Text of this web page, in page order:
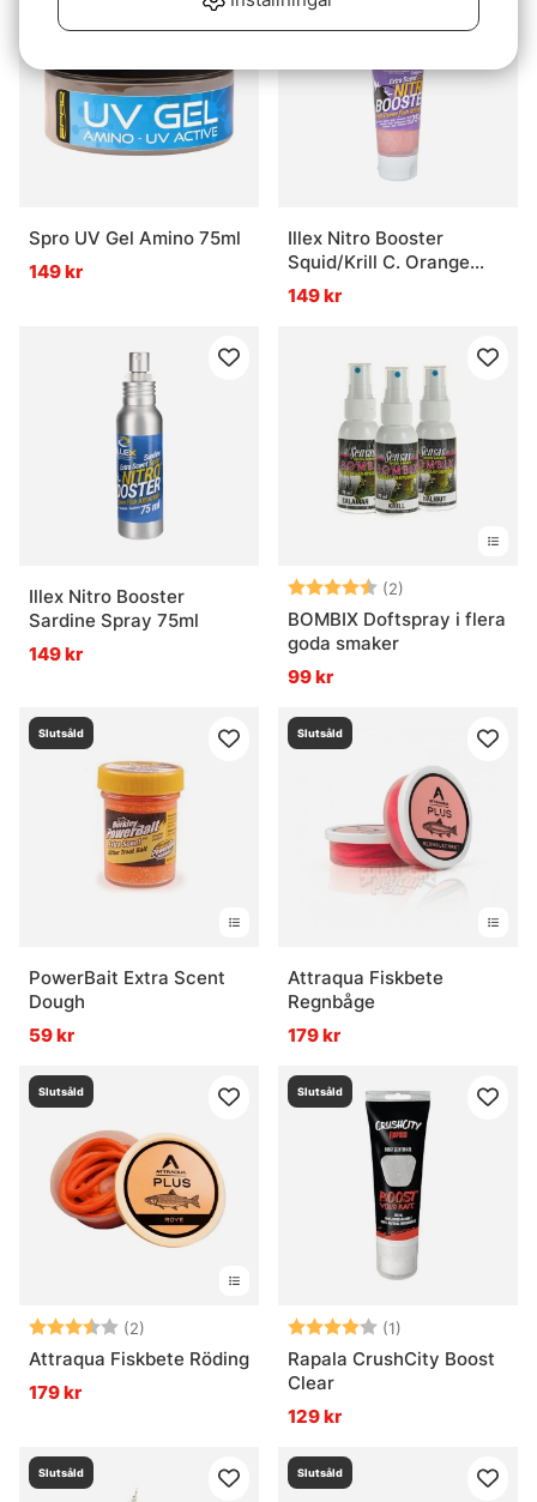
Spro UV Gel Amino 75ml
149 kr
Illex Nitro Booster
Squid/Krill C. Orange
75ml
149 kr
Illex Nitro Booster
Sardine Spray 75ml
149 kr
Betyg: (2)
BOMBIX Doftspray i flera
goda smaker
99 kr
Slutsåld
PowerBait Extra Scent
Dough
59 kr
Slutsåld
Attraqua Fiskbete
Regnbåge
179 kr
Slutsåld
Betyg: (2)
3.5 utav 5 stjärnor
Attraqua Fiskbete Röding
179 kr
Slutsåld
Betyg: (1)
Rapala CrushCity Boost
Clear
129 kr
Slutsåld Slutsåld